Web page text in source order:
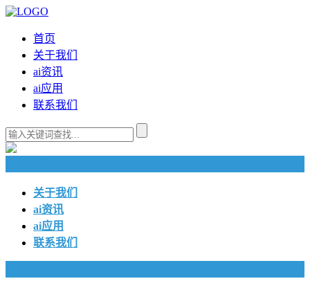
首页
关于我们
ai资讯
ai应用
联系我们
关于我们
ai资讯
ai应用
联系我们